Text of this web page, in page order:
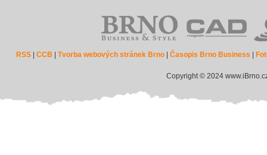
RSS |CCB |Tvorba webových stránek Brno |Časopis Brno Business
Copyright © 2024